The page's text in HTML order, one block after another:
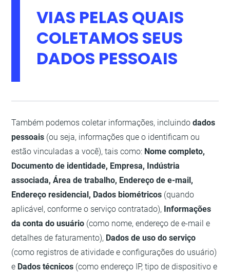
VIAS PELAS QUAIS
COLETAMOS SEUS
DADOS PESSOAIS
Também podemos coletar informações, incluindodados
pessoais (ou seja, informações que o identificam ou
estão vinculadas a você), tais como: Nome completo,
Documento de identidade, Empresa, Indústria
associada, Área de trabalho, Endereço de e-mail,
Endereço residencial, Dados biométricos (quando
aplicável, conforme o serviço contratado), Informações
da conta do usuário (como nome, endereço de e-mail e
detalhes de faturamento), Dados de uso do serviço
(como registros de atividade e configurações do usuário)
e Dados técnicos (como endereço IP, tipo de dispositivo e